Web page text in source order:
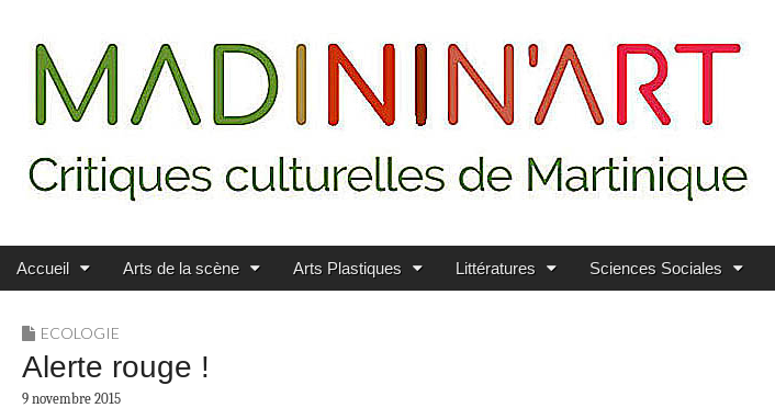
MADININ'ART
Main menu
Skip to content
Accueil Arts de la scène Arts Plastiques Littératures Sciences Sociales
ECOLOGIE
Alerte rouge !
9 novembre 2015